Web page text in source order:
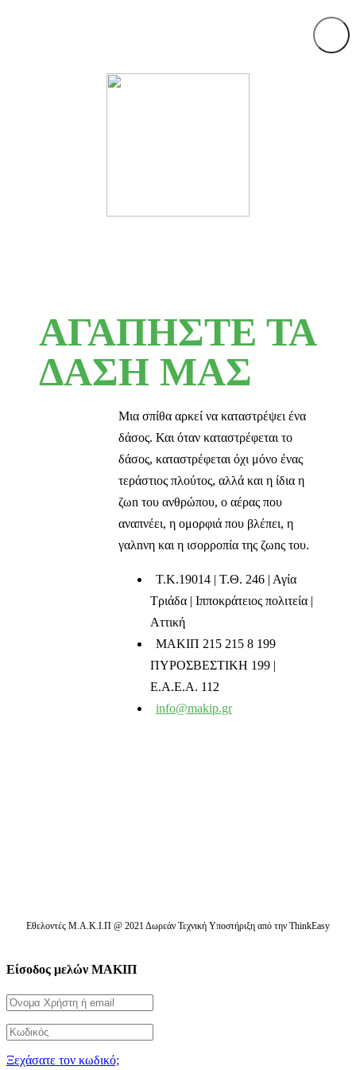
ΑΓΑΠΗΣΤΕ ΤΑ
ΔΑΣΗ ΜΑΣ
Μια σπίθα αρκεί να καταστρέψει ένα
δάσος. Και όταν καταστρέφεται το
δάσος, καταστρέφεται όχι μόνο ένας
τεράστιος πλούτος, αλλά και η ίδια η
ζωn του ανθρώπου, ο αέρας που
αναπνέει, η ομορφιά που βλέπει, η
γαλnνη και η ισορροπία της ζωnς του.
T.K.19014 | Τ.Θ. 246 | Αγία
Τριάδα | Ιπποκράτειος πολιτεία |
Αττική
ΜΑΚΙΠ 215 215 8 199
ΠΥΡΟΣΒΕΣΤΙΚΗ 199 |
Ε.Α.Ε.Α. 112
info@makip.gr
Εθελοντές Μ.Α.Κ.Ι.Π @ 2021 Δωρεάν Τεχνική Υποστήριξη από την ThinkEasy
Είσοδος μελών ΜΑΚΙΠ
Ξεχάσατε τον κωδικό;